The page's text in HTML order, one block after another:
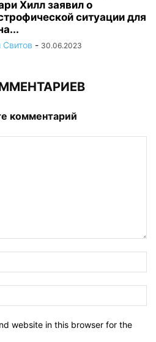
Хилл заявил о
ситуации для
- 30.06.2023
комментарий
website in this browser for the